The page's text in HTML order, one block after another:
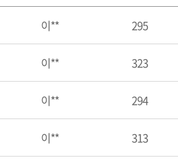
이** 295
이** 323
이** 294
이** 313